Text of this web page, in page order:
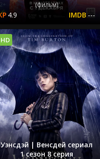
(фильм)
4.9 ---
Уэнсдэй | Венсдей сериал
1 сезон 8 серия
HD